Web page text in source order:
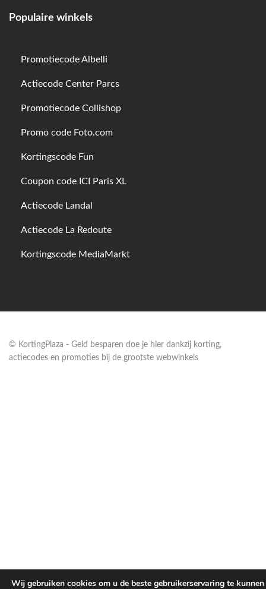
Populaire winkels
Promotiecode Albelli
Actiecode Center Parcs
Promotiecode Collishop
Promo code Foto.com
Kortingscode Fun
Coupon code ICI Paris XL
Actiecode Landal
Actiecode La Redoute
Kortingscode MediaMarkt
© KortingPlaza - Geld besparen doe je hier dankzij korting,
actiecodes en promoties bij de grootste webwinkels
Wij gebruiken cookies om u de beste gebruikerservaring te kunnen